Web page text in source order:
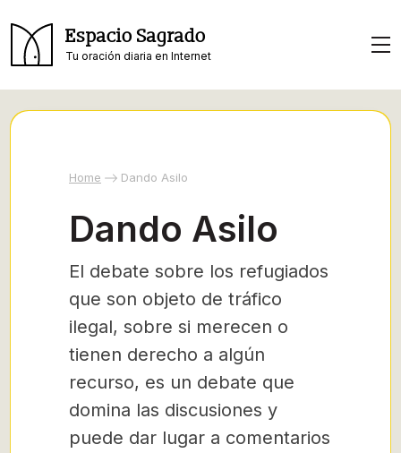
Espacio Sagrado
Tu oración diaria en Internet
Home Dando Asilo
Dando Asilo
El debate sobre los refugiados
que son objeto de tráfico
ilegal, sobre si merecen o
tienen derecho a algún
recurso, es un debate que
domina las discusiones y
puede dar lugar a comentarios